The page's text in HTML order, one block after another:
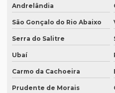
Onde fazer tradução
Onde fazer tradução
Onde fazer tradução
Onde fazer tradução
Andrelândia
São Gonçalo do Rio Abaixo
Serra do Salitre
Ubaí
Carmo da Cachoeira
Prudente de Morais